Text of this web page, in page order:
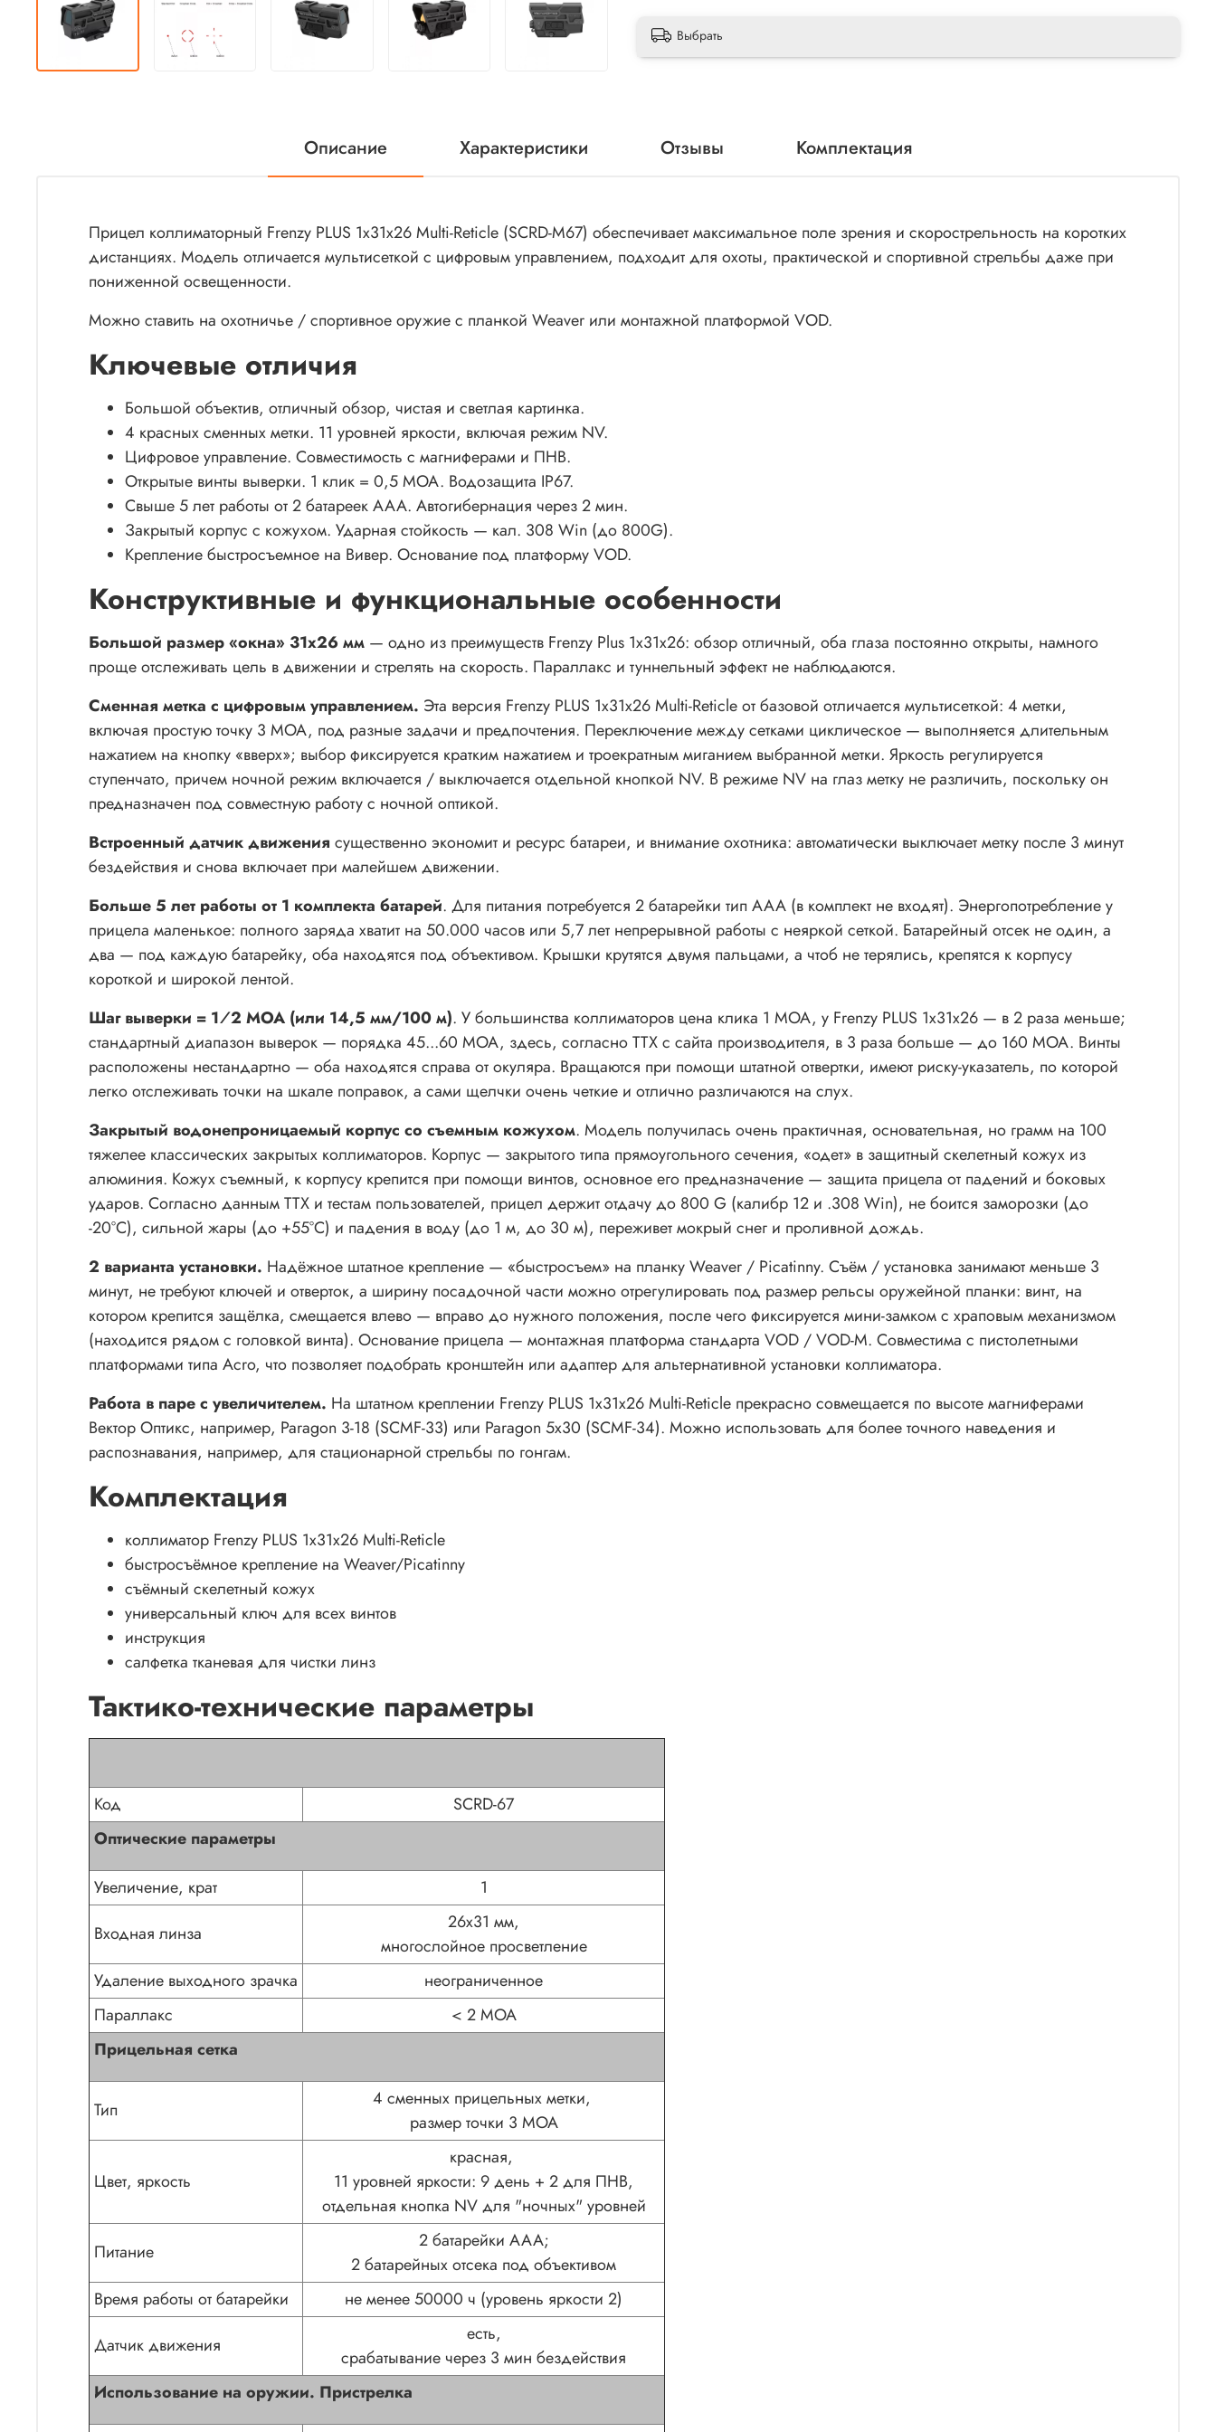
Выбрать
Описание Характеристики Отзывы Комплектация
Прицел коллиматорный Frenzy PLUS 1x31x26 Multi-Reticle (SCRD-M67) обеспечивает максимальное поле зрения и скорострельность на коротких
дистанциях. Модель отличается мультисеткой с цифровым управлением, подходит для охоты, практической и спортивной стрельбы даже при
пониженной освещенности.
Можно ставить на охотничье / спортивное оружие с планкой Weaver или монтажной платформой VOD.
Ключевые отличия
Большой объектив, отличный обзор, чистая и светлая картинка.
4 красных сменных метки. 11 уровней яркости, включая режим NV.
Цифровое управление. Совместимость с магниферами и ПНВ.
Открытые винты выверки. 1 клик = 0,5 MOA. Водозащита IP67.
Свыше 5 лет работы от 2 батареек ААА. Автогибернация через 2 мин.
Закрытый корпус с кожухом. Ударная стойкость — кал. 308 Win (до 800G).
Крепление быстросъемное на Вивер. Основание под платформу VOD.
Конструктивные и функциональные особенности
Большой размер «окна» 31x26 мм — одно из преимуществ Frenzy Plus 1x31x26: обзор отличный, оба глаза постоянно открыты, намного
проще отслеживать цель в движении и стрелять на скорость. Параллакс и туннельный эффект не наблюдаются.
Сменная метка с цифровым управлением. Эта версия Frenzy PLUS 1x31x26 Multi-Reticle от базовой отличается мультисеткой: 4 метки,
включая простую точку 3 MOA, под разные задачи и предпочтения. Переключение между сетками циклическое — выполняется длительным
нажатием на кнопку «вверх»; выбор фиксируется кратким нажатием и троекратным миганием выбранной метки. Яркость регулируется
ступенчато, причем ночной режим включается / выключается отдельной кнопкой NV. В режиме NV на глаз метку не различить, поскольку он
предназначен под совместную работу с ночной оптикой.
Встроенный датчик движения существенно экономит и ресурс батареи, и внимание охотника: автоматически выключает метку после 3 минут
бездействия и снова включает при малейшем движении.
Больше 5 лет работы от 1 комплекта батарей. Для питания потребуется 2 батарейки тип ААА (в комплект не входят). Энергопотребление у
прицела маленькое: полного заряда хватит на 50.000 часов или 5,7 лет непрерывной работы с неяркой сеткой. Батарейный отсек не один, а
два — под каждую батарейку, оба находятся под объективом. Крышки крутятся двумя пальцами, а чтоб не терялись, крепятся к корпусу
короткой и широкой лентой.
Шаг выверки = 1⁄2 MOA (или 14,5 мм/100 м). У большинства коллиматоров цена клика 1 MOA, у Frenzy PLUS 1x31x26 — в 2 раза меньше;
стандартный диапазон выверок — порядка 45...60 MOA, здесь, согласно ТТХ с сайта производителя, в 3 раза больше — до 160 MOA. Винты
расположены нестандартно — оба находятся справа от окуляра. Вращаются при помощи штатной отвертки, имеют риску-указатель, по которой
легко отслеживать точки на шкале поправок, а сами щелчки очень четкие и отлично различаются на слух.
Закрытый водонепроницаемый корпус со съемным кожухом. Модель получилась очень практичная, основательная, но грамм на 100
тяжелее классических закрытых коллиматоров. Корпус — закрытого типа прямоугольного сечения, «одет» в защитный скелетный кожух из
алюминия. Кожух съемный, к корпусу крепится при помощи винтов, основное его предназначение — защита прицела от падений и боковых
ударов. Согласно данным ТТХ и тестам пользователей, прицел держит отдачу до 800 G (калибр 12 и .308 Win), не боится заморозки (до
-20°C), сильной жары (до +55°C) и падения в воду (до 1 м, до 30 м), переживет мокрый снег и проливной дождь.
2 варианта установки. Надёжное штатное крепление — «быстросъем» на планку Weaver / Picatinny. Съём / установка занимают меньше 3
минут, не требуют ключей и отверток, а ширину посадочной части можно отрегулировать под размер рельсы оружейной планки: винт, на
котором крепится защёлка, смещается влево — вправо до нужного положения, после чего фиксируется мини-замком с храповым механизмом
(находится рядом с головкой винта). Основание прицела — монтажная платформа стандарта VOD / VOD-M. Совместима с пистолетными
платформами типа Acro, что позволяет подобрать кронштейн или адаптер для альтернативной установки коллиматора.
Работа в паре с увеличителем. На штатном креплении Frenzy PLUS 1x31x26 Multi-Reticle прекрасно совмещается по высоте магниферами
Вектор Оптикс, например, Paragon 3-18 (SCMF-33) или Paragon 5x30 (SCMF-34). Можно использовать для более точного наведения и
распознавания, например, для стационарной стрельбы по гонгам.
Комплектация
коллиматор Frenzy PLUS 1x31x26 Multi-Reticle
быстросъёмное крепление на Weaver/Picatinny
съёмный скелетный кожух
универсальный ключ для всех винтов
инструкция
салфетка тканевая для чистки линз
Тактико-технические параметры
Код
SCRD-67
Оптические параметры
Увеличение, крат
1
Входная линза
26x31 мм,
многослойное просветление
Удаление выходного зрачка
неограниченное
Параллакс
< 2 MOA
Прицельная сетка
Тип
4 сменных прицельных метки,
размер точки 3 MOA
Цвет, яркость
красная,
11 уровней яркости: 9 день + 2 для ПНВ,
отдельная кнопка NV для "ночных" уровней
Питание
2 батарейки ААА;
2 батарейных отсека под объективом
Время работы от батарейки
не менее 50000 ч (уровень яркости 2)
Датчик движения
есть,
срабатывание через 3 мин бездействия
Использование на оружии. Пристрелка